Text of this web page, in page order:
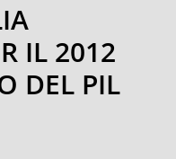
IL 2012
DEL PIL